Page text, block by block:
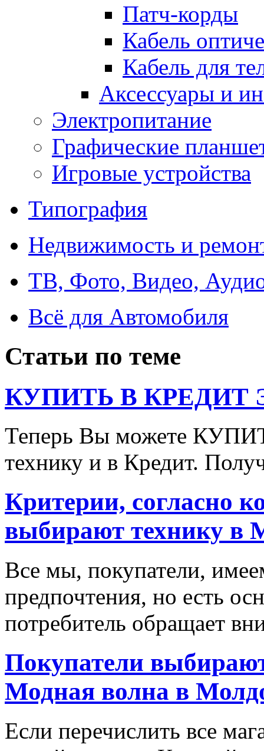
Патч-корды
Кабель
Кабель для
Аксессуары и
Электропитание
Графические
Игровые устройства
Типография
Недвижимость и
ТВ, Фото, Видео,
Всё для Автомобиля
Статьи по теме
КУПИТЬ В КРЕДИТ
Теперь Вы можете
технику и в Кредит.
Критерии, согласно
выбирают технику в
Все мы, покупатели,
предпочтения, но есть
потребитель обращает
Покупатели
Модная волна в
Если перечислить все